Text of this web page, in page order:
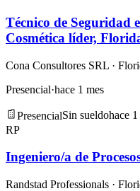
Técnico de Seguridad
Cosmética líder,
Cona Consultores SRL ·
Presencial·hace 1 mes
PresencialSin sueldohace 1
RP
Ingeniero/a de
Randstad Professionals ·